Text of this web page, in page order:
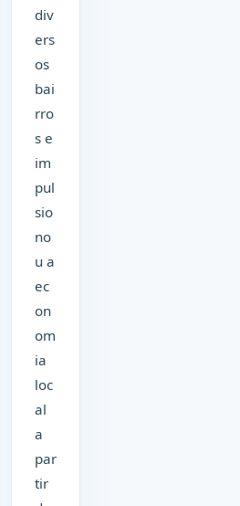
div
ers
os
bai
rro
s e
im
pul
sio
no
u a
ec
on
om
ia
loc
al
a
par
tir